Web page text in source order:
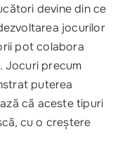
devine din ce
jocurilor
pot colabora
Jocuri precum
puterea
că aceste tipuri
cu o creștere